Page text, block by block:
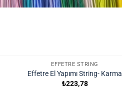
EFFETRE STRING
Effetre El Yapımı String- Karma
₺223,78